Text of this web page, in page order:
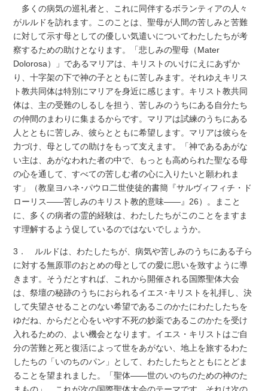
多くの病気の巡礼者と、これに同伴するボランティアの人々
がルルドを訪れます。このことは、聖母が人間の苦しみと苦難
に対して示す母としての優しい気遣いについてわたしたちが考
察するための助けとなります。「悲しみの聖母（Mater
Dolorosa）」であるマリアは、キリストのいけにえにあずか
り、十字架の下で神の子とともに苦しみます。それゆえキリス
ト教共同体は特別にマリアを身近に感じます。キリスト教共同
体は、主の受難のしるしを担う、苦しみのうちにある自分たち
の仲間のまわりに集まるからです。マリアは試練のうちにある
人とともに苦しみ、彼らとともに希望します。マリアは彼らを
力づけ、母としての助けをもって支えます。「神であるあがな
い主は、あがなわれた者の中で、もっとも高められた聖なる母
の心を通して、すべての苦しむ者の心に入りたいと願われま
す」（教皇ヨハネ･パウロ二世使徒的書簡『サルヴィフィチ・ド
ローリス――苦しみのキリスト教的意味――』26）。まこと
に、多くの病者の霊的経験は、わたしたちがこのことをますま
す理解するよう促しているのではないでしょうか。
3． ルルドは、わたしたちが、病気や苦しみのうちにある子ら
に対する無原罪のおとめの母としての愛に思いを致すように導
きます。そうだとすれば、これから開催される国際聖体大会
は、祭壇の秘跡のうちにおられるイエス･キリストを礼拝し、決
して失望させることのない希望であるこのかたにわたしたちを
ゆだね、からだと心をいやす不死の妙薬であるこのかたを受け
入れるための、よい機会となります。イエス・キリストはご自
分の苦難と死と復活によって世をあがない、地上を旅するわた
したちの「いのちのパン」として、わたしたちとともにとどま
ることを望まれました。「聖体――世のいのちのための神のた